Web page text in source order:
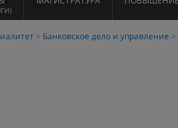
Банковское дело и управление